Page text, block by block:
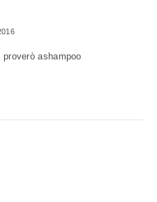
ashampoo